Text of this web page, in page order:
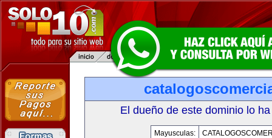
El dueño de este dominio lo
Mayusculas: